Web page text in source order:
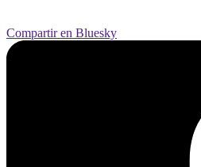
Compartir en Bluesky